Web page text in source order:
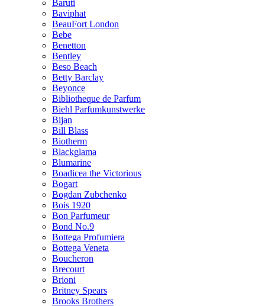
Baruti
Baviphat
BeauFort London
Bebe
Benetton
Bentley
Beso Beach
Betty Barclay
Beyonce
Bibliotheque de Parfum
Biehl Parfumkunstwerke
Bijan
Bill Blass
Biotherm
Blackglama
Blumarine
Boadicea the Victorious
Bogart
Bogdan Zubchenko
Bois 1920
Bon Parfumeur
Bond No.9
Bottega Profumiera
Bottega Veneta
Boucheron
Brecourt
Brioni
Britney Spears
Brooks Brothers